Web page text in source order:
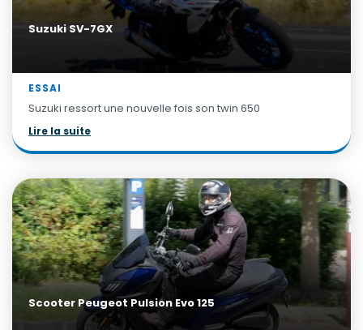
Suzuki SV-7GX
ESSAI
Suzuki ressort une nouvelle fois son twin 650
Lire la suite
Scooter Peugeot Pulsion Evo 125